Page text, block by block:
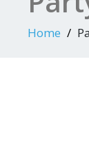
Home